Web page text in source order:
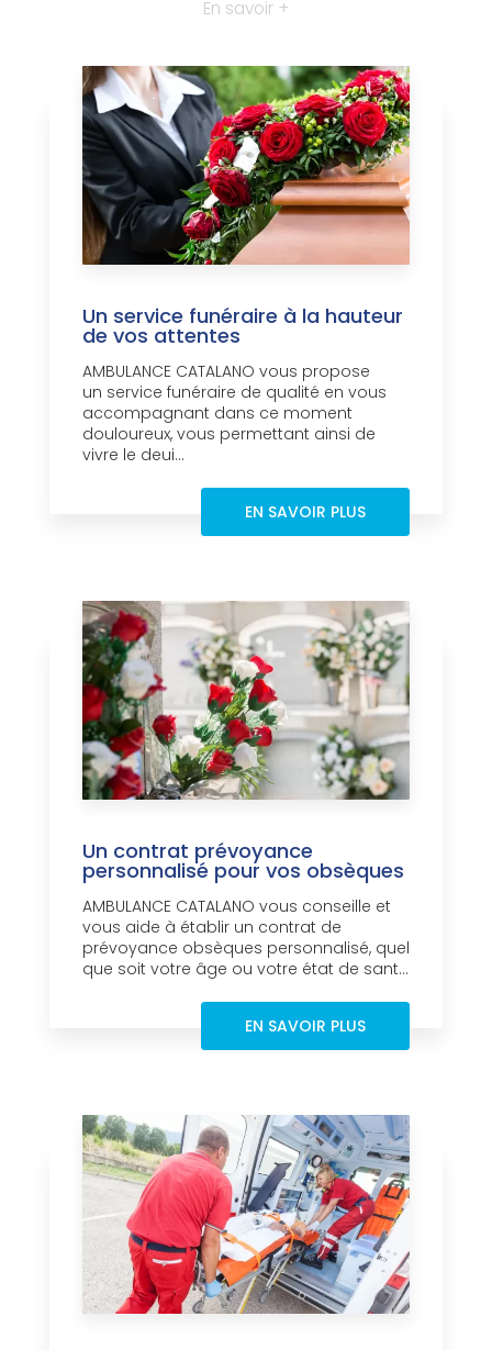
En savoir +
Un service funéraire à la hauteur
de vos attentes
AMBULANCE CATALANO vous propose
un service funéraire de qualité en vous
accompagnant dans ce moment
douloureux, vous permettant ainsi de
vivre le deui...
EN SAVOIR PLUS
Un contrat prévoyance
personnalisé pour vos obsèques
AMBULANCE CATALANO vous conseille et
vous aide à établir un contrat de
prévoyance obsèques personnalisé, quel
que soit votre âge ou votre état de sant...
EN SAVOIR PLUS